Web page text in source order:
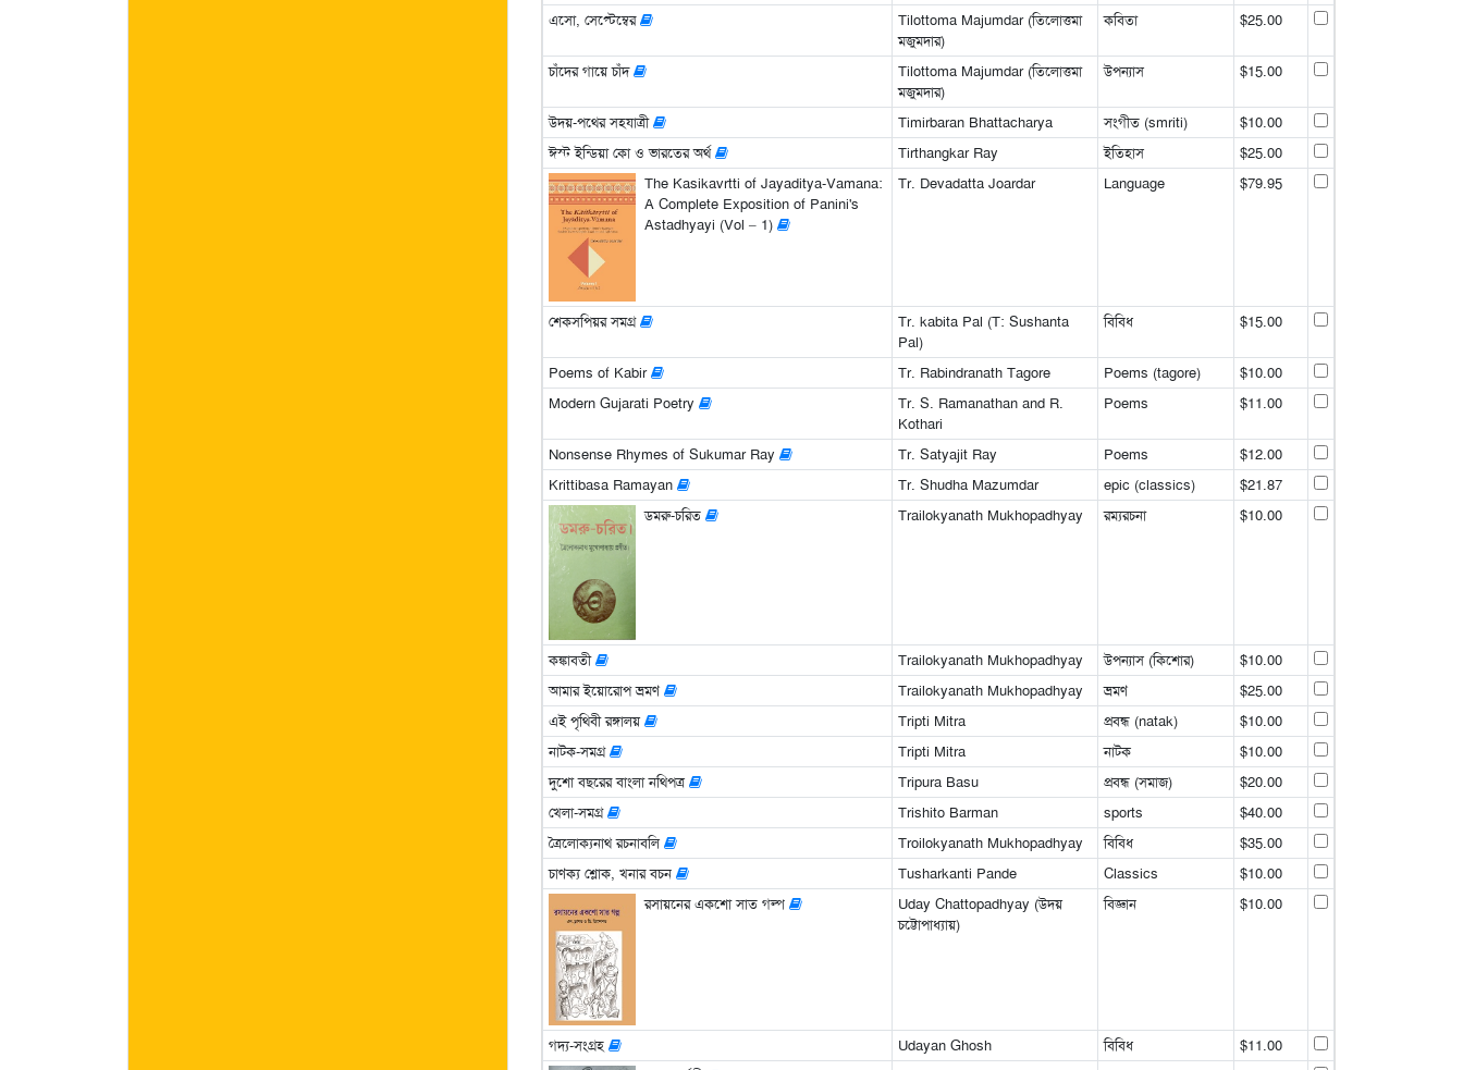
এসো, সেপ্টেম্বের
Tilottoma Majumdar (তিলোত্তমা
মজুমদার)
কবিতা $25.00
চাঁদের গায়ে চাঁদ
Tilottoma Majumdar (তিলোত্তমা
মজুমদার)
উপন্যাস $15.00
উদয়-পথের সহযাত্রী Timirbaran Bhattacharya সংগীত (smriti)
$10.00
ঈস্ট ইন্ডিয়া কো ও ভারতের অর্থ
Tirthangkar Ray ইতিহাস
$25.00
The Kasikavrtti of Jayaditya-Vamana:
A Complete Exposition of Panini's
Astadhyayi (Vol – 1)
Tr. Devadatta Joardar Language $79.95
শেকসপিয়র সমগ্র
Tr. kabita Pal (T: Sushanta
Pal)
বিবিধ $15.00
Poems of Kabir Tr. Rabindranath Tagore Poems (tagore)
$10.00
Modern Gujarati Poetry
Tr. S. Ramanathan and R.
Kothari
Poems $11.00
Nonsense Rhymes of Sukumar Ray Tr. Satyajit Ray Poems
$12.00
Krittibasa Ramayan
Tr. Shudha Mazumdar epic (classics)
$21.87
ডমরু-চরিত
Trailokyanath Mukhopadhyay রম্যরচনা $10.00
কঙ্কাবতী Trailokyanath Mukhopadhyay উপন্যাস (কিশোর)
$10.00
আমার ইয়োরোপ ভ্রমণ
Trailokyanath Mukhopadhyay ভ্রমণ
$25.00
এই পৃথিবী রঙ্গালয়
Tripti Mitra প্রবন্ধ (natak)
$10.00
নাটক-সমগ্র
Tripti Mitra নাটক
$10.00
দুশো বছরের বাংলা নথিপত্র
Tripura Basu প্রবন্ধ (সমাজ)
$20.00
খেলা-সমগ্র
Trishito Barman sports
$40.00
ত্রৈলোক্যনাথ রচনাবলি
Troilokyanath Mukhopadhyay বিবিধ
$35.00
চাণক্য শ্লোক, খনার বচন
Tusharkanti Pande Classics
$10.00
রসায়নের একশো সাত গল্প
Uday Chattopadhyay (উদয়
চট্টোপাধ্যায়)
বিজ্ঞান $10.00
গদ্য-সংগ্রহ Udayan Ghosh বিবিধ
$11.00